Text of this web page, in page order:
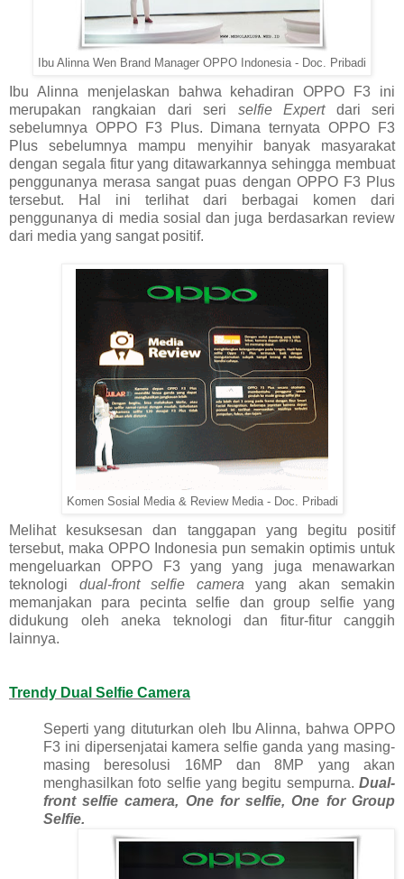
Ibu Alinna Wen Brand Manager OPPO Indonesia - Doc. Pribadi
Ibu Alinna menjelaskan bahwa kehadiran OPPO F3 ini
merupakan rangkaian dari seri selfie Expert dari seri
sebelumnya OPPO F3 Plus. Dimana ternyata OPPO F3
Plus sebelumnya mampu menyihir banyak masyarakat
dengan segala fitur yang ditawarkannya sehingga membuat
penggunanya merasa sangat puas dengan OPPO F3 Plus
tersebut. Hal ini terlihat dari berbagai komen dari
penggunanya di media sosial dan juga berdasarkan review
dari media yang sangat positif.
Komen Sosial Media & Review Media - Doc. Pribadi
Melihat kesuksesan dan tanggapan yang begitu positif
tersebut, maka OPPO Indonesia pun semakin optimis untuk
mengeluarkan OPPO F3 yang yang juga menawarkan
teknologi dual-front selfie camera yang akan semakin
memanjakan para pecinta selfie dan group selfie yang
didukung oleh aneka teknologi dan fitur-fitur canggih
lainnya.
Trendy Dual Selfie Camera
Seperti yang dituturkan oleh Ibu Alinna, bahwa OPPO
F3 ini dipersenjatai kamera selfie ganda yang masing-
masing beresolusi 16MP dan 8MP yang akan
menghasilkan foto selfie yang begitu sempurna. Dual-
front selfie camera, One for selfie, One for Group
Selfie.